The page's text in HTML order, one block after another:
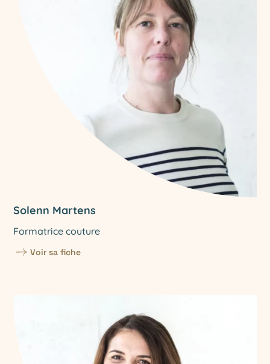
Solenn Martens
Formatrice couture
Voir sa fiche